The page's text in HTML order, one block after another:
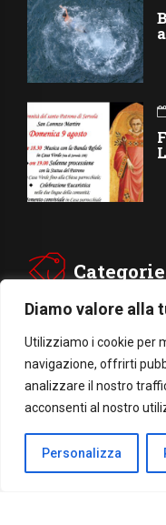
Diamo valore alla
Utilizziamo i cookie per
navigazione, offrirti
analizzare il nostro
acconsenti al nostro
Personalizza
Categorie
CARITÁ
CULTURA